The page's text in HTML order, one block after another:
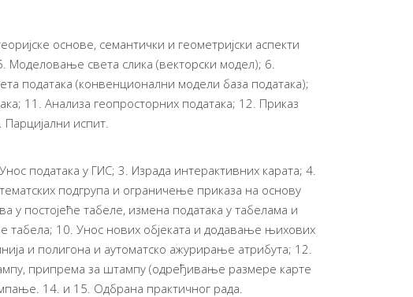
основе, семантички и геометријски аспекти
Моделовање света слика (векторски модел); 6.
података (конвенционални модели база података);
11. Анализа геопросторних података; 12. Приказ
Парцијални испит.
података у ГИС; 3. Израда интерактивних карата; 4.
подгрупа и ограничење приказа на основу
постојеће табеле, измена података у табелама и
10. Унос нових објеката и додавање њихових
и полигона и аутоматско ажурирање атрибута; 12.
припрема за штампу (одређивање размере карте
14. и 15. Одбрана практичног рада.